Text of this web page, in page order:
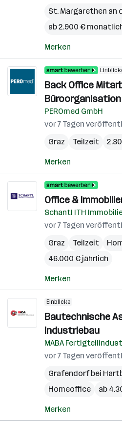
St. Margarethen an
ab 2.900 €
Merken
Back Office
Büroorganisation
PEROmed GmbH
vor 7 Tagen
Graz
Teilzeit
Merken
Office &
Schantl ITH
vor 7 Tagen
Graz
Teilzeit
46.000 € jährlich
Merken
Einblicke
Bautechnische
Industriebau
MABA
vor 7 Tagen
Grafendorf bei
Homeoffice
ab
Merken